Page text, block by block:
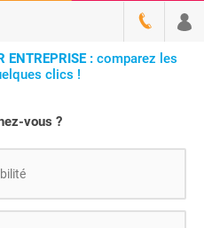
ENTREPRISE : comparez les
clics !
vous ?